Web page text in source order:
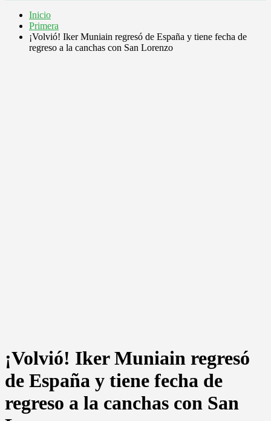
Inicio
Primera
¡Volvió! Iker Muniain regresó de España y tiene fecha de
regreso a la canchas con San Lorenzo
¡Volvió! Iker Muniain regresó
de España y tiene fecha de
regreso a la canchas con San